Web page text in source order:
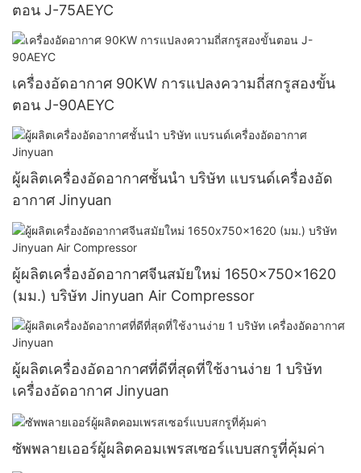
ตอน J-75AEYC
เครื่องอัดอากาศ 90KW การแปลงความถี่สกรูสองขั้น
ตอน J-90AEYC
ผู้ผลิตเครื่องอัดอากาศชั้นนำ บริษัท แบรนด์เครื่องอัด
อากาศ Jinyuan
ผู้ผลิตเครื่องอัดอากาศจีนสมัยใหม่ 1650x750x1620
(มม.) บริษัท Jinyuan Air Compressor
ผู้ผลิตเครื่องอัดอากาศที่ดีที่สุดที่ใช้งานง่าย 1 บริษัท
เครื่องอัดอากาศ Jinyuan
ซัพพลายเออร์ผู้ผลิตคอมเพรสเซอร์แบบสกรูที่คุ้มค่า